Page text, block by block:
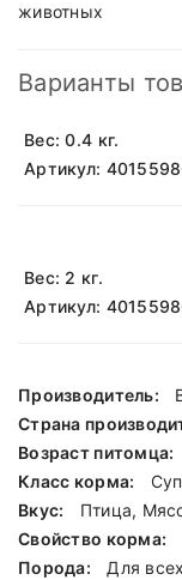
животных
Варианты
Вес: 0.4 кг.
Артикул:
Вес: 2 кг.
Артикул:
Производитель:
Страна
Возраст питомца:
Класс корма:
Вкус:
Птица,
Свойство корма:
Порода:
Для всех